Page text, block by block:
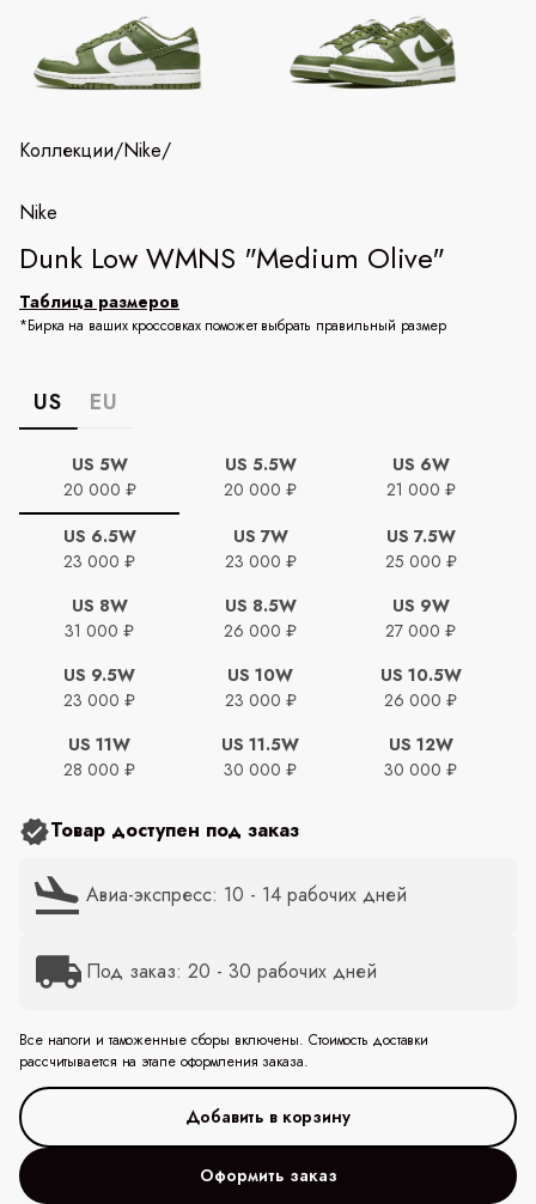
Коллекции/Nike/
Nike
Dunk Low WMNS "Medium Olive"
Таблица размеров
*Бирка на ваших кроссовках поможет выбрать правильный размер
US EU
US 5W
20 000 ₽
US 5.5W
20 000 ₽
US 6W
21 000 ₽
US 6.5W
23 000 ₽
US 7W
23 000 ₽
US 7.5W
25 000 ₽
US 8W
31 000 ₽
US 8.5W
26 000 ₽
US 9W
27 000 ₽
US 9.5W
23 000 ₽
US 10W
23 000 ₽
US 10.5W
26 000 ₽
US 11W
28 000 ₽
US 11.5W
30 000 ₽
US 12W
30 000 ₽
Товар доступен под заказ
Авиа-экспресс: 10 - 14 рабочих дней
Под заказ: 20 - 30 рабочих дней
Все налоги и таможенные сборы включены. Стоимость доставки
рассчитывается на этапе оформления заказа.
Оформить заказ